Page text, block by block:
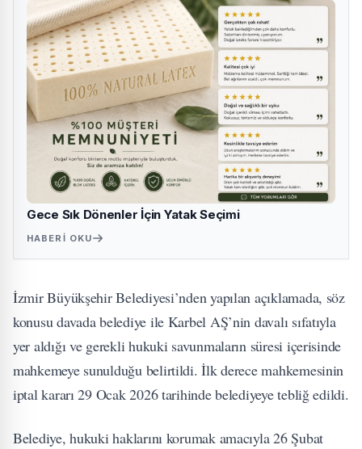
Gece Sık Dönenler İçin Yatak Seçimi
HABERI OKU
İzmir Büyükşehir Belediyesi’nden yapılan açıklamada, söz
konusu davada belediye ile Karbel AŞ’nin davalı sıfatıyla
yer aldığı ve gerekli hukuki savunmaların süresi içerisinde
mahkemeye sunulduğu belirtildi. İlk derece mahkemesinin
iptal kararı 29 Ocak 2026 tarihinde belediyeye tebliğ edildi.
Belediye, hukuki haklarını korumak amacıyla 26 Şubat